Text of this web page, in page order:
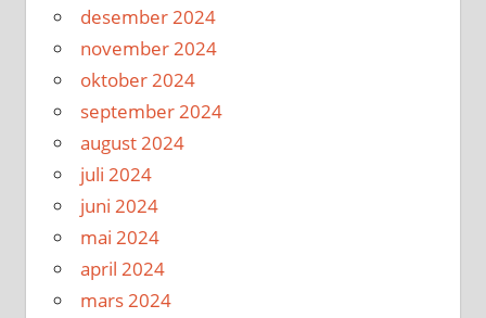
desember 2024
november 2024
oktober 2024
september 2024
august 2024
juli 2024
juni 2024
mai 2024
april 2024
mars 2024